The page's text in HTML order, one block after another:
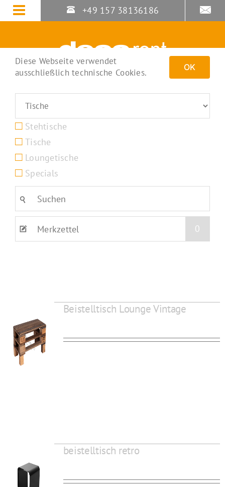
Zum
Inhalt
+49 157 38136186
Stehtische
Tische
Loungetische
Specials
Merkzettel 0
Beistelltisch Lounge Vintage
beistelltisch retro
Diese Webseite verwendet
ausschließlich technische Cookies.
OK